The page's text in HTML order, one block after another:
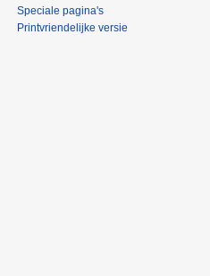
Speciale pagina's
Printvriendelijke versie